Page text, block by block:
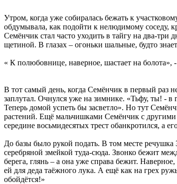
Утром, когда уже собиралась бежать к
обдумывала, как подойти к нелюдимому соседу,
Семёнчик стал часто уходить в тайгу на два-
щетиной. В глазах – огоньки шальные, будто
« К полюбовнице, наверное, шастает на болота», -
В тот самый день, когда Семёнчик в первый раз
заплутал. Очнулся уже на зимнике. «Тьфу, ты! - в
Теперь домой успеть бы засветло». Но тут
растений. Ещё мальчишками Семёнчик с другими
середине восьмидесятых трест обанкротился,
До базы было рукой подать. В том месте речушка
серебряной змейкой туда-сюда. Звонко бежит
берега, глянь – а она уже справа бежит.
ей для деда таёжного лука. А ещё как на грех
обойдётся!»